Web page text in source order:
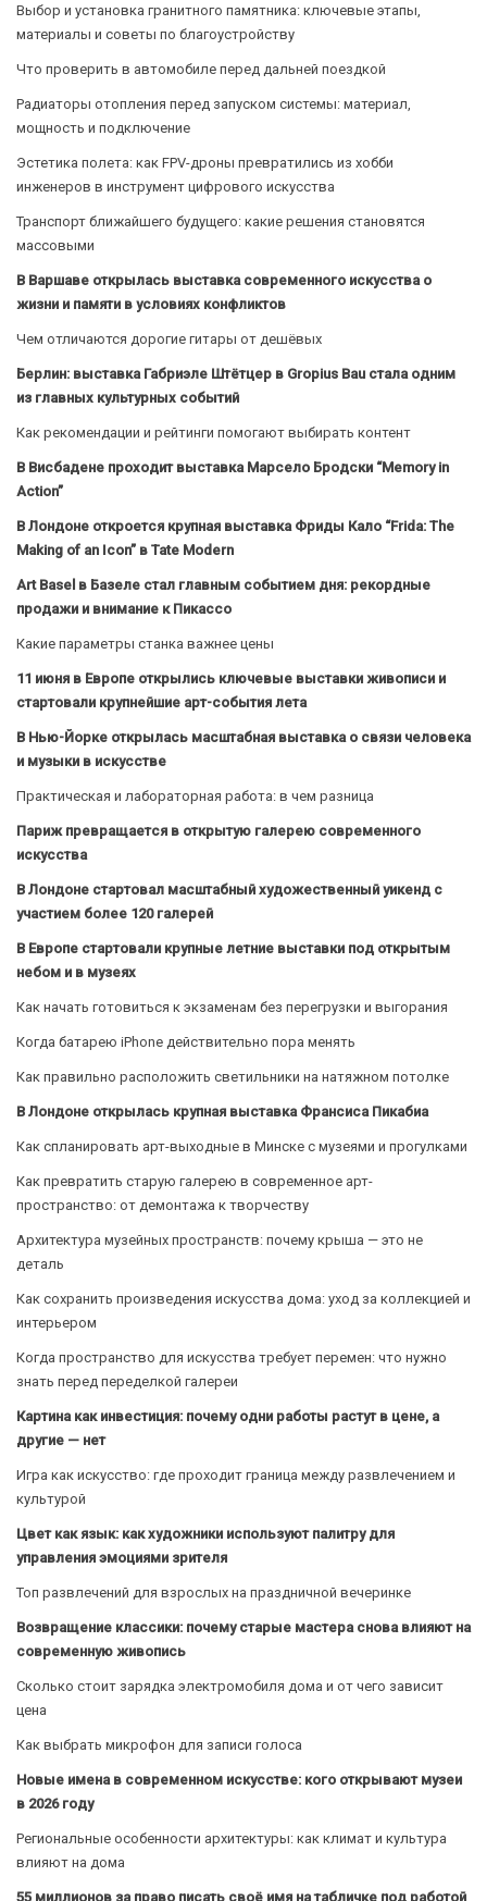
Выбор и установка гранитного памятника: ключевые этапы,
материалы и советы по благоустройству
Что проверить в автомобиле перед дальней поездкой
Радиаторы отопления перед запуском системы: материал,
мощность и подключение
Эстетика полета: как FPV-дроны превратились из хобби
инженеров в инструмент цифрового искусства
Транспорт ближайшего будущего: какие решения становятся
массовыми
В Варшаве открылась выставка современного искусства о
жизни и памяти в условиях конфликтов
Чем отличаются дорогие гитары от дешёвых
Берлин: выставка Габриэле Штётцер в Gropius Bau стала одним
из главных культурных событий
Как рекомендации и рейтинги помогают выбирать контент
В Висбадене проходит выставка Марсело Бродски “Memory in
Action”
В Лондоне откроется крупная выставка Фриды Кало “Frida: The
Making of an Icon” в Tate Modern
Art Basel в Базеле стал главным событием дня: рекордные
продажи и внимание к Пикассо
Какие параметры станка важнее цены
11 июня в Европе открылись ключевые выставки живописи и
стартовали крупнейшие арт-события лета
В Нью-Йорке открылась масштабная выставка о связи человека
и музыки в искусстве
Практическая и лабораторная работа: в чем разница
Париж превращается в открытую галерею современного
искусства
В Лондоне стартовал масштабный художественный уикенд с
участием более 120 галерей
В Европе стартовали крупные летние выставки под открытым
небом и в музеях
Как начать готовиться к экзаменам без перегрузки и выгорания
Когда батарею iPhone действительно пора менять
Как правильно расположить светильники на натяжном потолке
В Лондоне открылась крупная выставка Франсиса Пикабиа
Как спланировать арт-выходные в Минске с музеями и прогулками
Как превратить старую галерею в современное арт-
пространство: от демонтажа к творчеству
Архитектура музейных пространств: почему крыша — это не
деталь
Как сохранить произведения искусства дома: уход за коллекцией и
интерьером
Когда пространство для искусства требует перемен: что нужно
знать перед переделкой галереи
Картина как инвестиция: почему одни работы растут в цене, а
другие — нет
Игра как искусство: где проходит граница между развлечением и
культурой
Цвет как язык: как художники используют палитру для
управления эмоциями зрителя
Топ развлечений для взрослых на праздничной вечеринке
Возвращение классики: почему старые мастера снова влияют на
современную живопись
Сколько стоит зарядка электромобиля дома и от чего зависит
цена
Как выбрать микрофон для записи голоса
Новые имена в современном искусстве: кого открывают музеи
в 2026 году
Региональные особенности архитектуры: как климат и культура
влияют на дома
55 миллионов за право писать своё имя на табличке под работой